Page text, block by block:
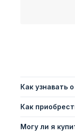
Как узнавать
Как
Могу ли я